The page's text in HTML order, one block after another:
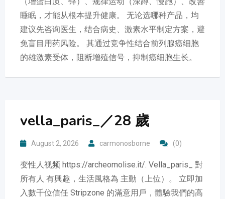
睡眠，才能从根本提升健康。 无论选哪种产品，均
建议先咨询医生，结合病史、激素水平制定方案，避
免盲目用药风险。 其通过竞争性结合前列腺癌细胞
的雄激素受体，阻断增殖信号，抑制癌细胞生长。
vella_paris_／28 歲
August 2, 2026 carmonosborne (0)
变性人视频 https://archeomolise.it/. Vella_paris_ 對
所有人 有興趣，生活風格為 主動（上位）。 立即加
入數千位信任 Stripzone 的滿意用戶，體驗我們的高